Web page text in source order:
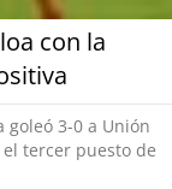
con la
goleó 3-0 a Unión
de